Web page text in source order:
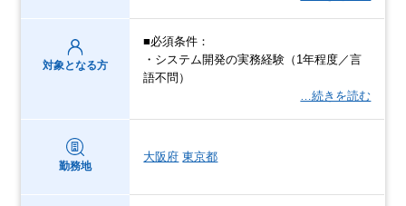
対象となる方
■必須条件：
・システム開発の実務経験（1年程度／言
語不問）
…続きを読む
勤務地
大阪府 東京都